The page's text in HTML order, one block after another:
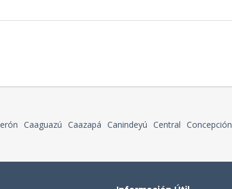
Caaguazú Caazapá Canindeyú Central Concepción